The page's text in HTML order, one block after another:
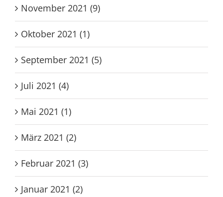
November 2021 (9)
Oktober 2021 (1)
September 2021 (5)
Juli 2021 (4)
Mai 2021 (1)
März 2021 (2)
Februar 2021 (3)
Januar 2021 (2)